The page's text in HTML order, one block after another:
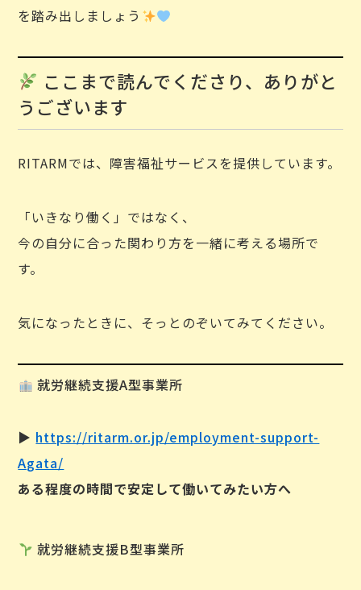
を踏み出しましょう
ここまで読んでくださり、ありがと
うございます
RITARMでは、障害福祉サービスを提供しています。
「いきなり働く」ではなく、
今の自分に合った関わり方を一緒に考える場所で
す。
気になったときに、そっとのぞいてみてください。
就労継続支援A型事業所
▶︎ https://ritarm.or.jp/employment-support-
Agata/
ある程度の時間で安定して働いてみたい方へ
就労継続支援B型事業所